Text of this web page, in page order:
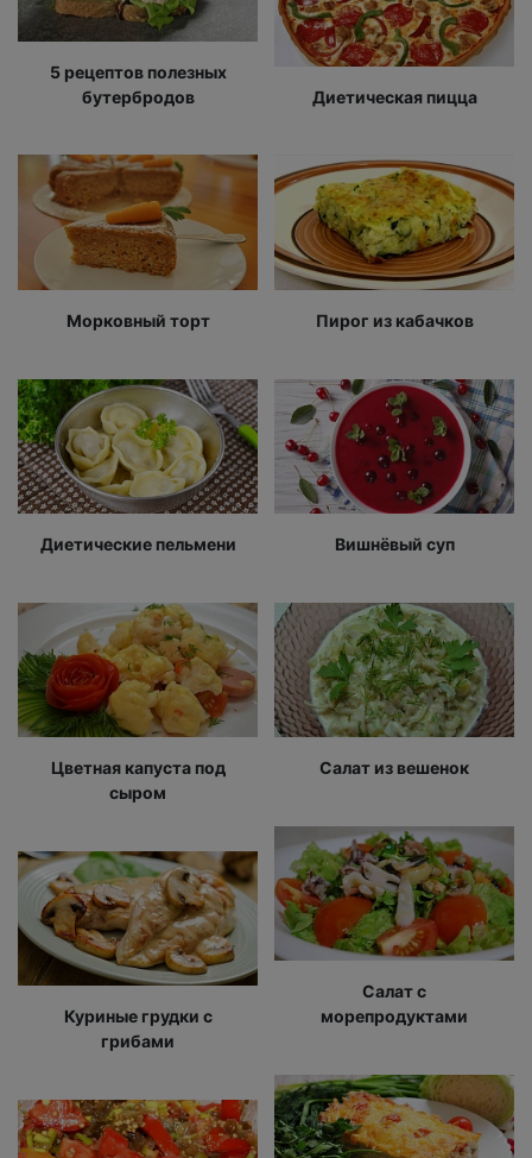
5 рецептов полезных
бутербродов
Морковный торт
Диетические пельмени
Цветная капуста под
сыром
Куриные грудки с
грибами
Диетическая пицца
Пирог из кабачков
Вишнёвый суп
Салат из вешенок
Салат с
морепродуктами